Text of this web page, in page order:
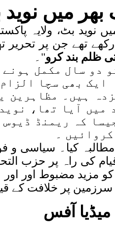
بھر میں
نوید بٹ، ولایہ
تھے جن پر تحریر
ظلم بند کرو"۔
دو سال مکمل
ایک بھی سچا
ہیں۔
میں آیا تھا،
کہ ریمنڈ
۔
مطالبہ کیا۔ سیاسی
کی راہ پر حزب
مضبوط اور اور
پر خلافت کے
میڈیا آفس